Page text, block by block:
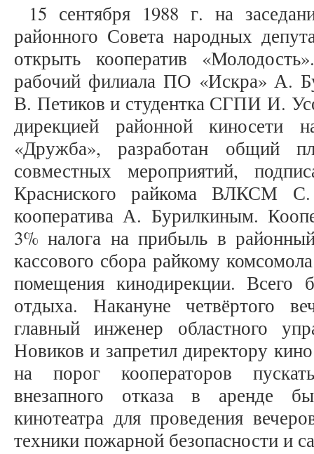
15 сентября 1988 г. на
районного Совета народных
открыть кооператив
рабочий филиала ПО «Искра» А.
В. Петиков и студентка СГПИ И.
дирекцией районной киносети
«Дружба», разработан общий
совместных мероприятий,
Красниского райкома ВЛКСМ
кооператива А. Бурилкиным.
3% налога на прибыль в
кассового сбора райкому
помещения кинодирекции. Всего
отдыха. Накануне четвёртого
главный инженер областного
Новиков и запретил директору
на порог кооператоров
внезапного отказа в аренде
кинотеатра для проведения
техники пожарной безопасности и